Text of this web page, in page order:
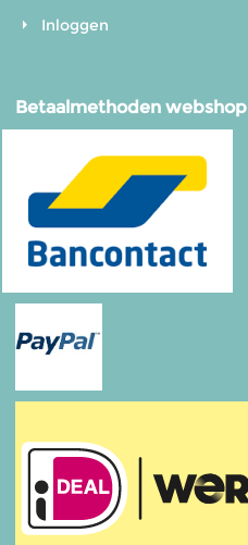
Inloggen
Betaalmethoden webshop